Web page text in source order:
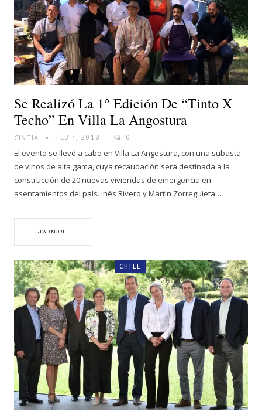
Se Realizó La 1° Edición De “Tinto X
Techo” En Villa La Angostura
CINTIA FEB 7, 2018 0
El evento se llevó a cabo en Villa La Angostura, con una subasta
de vinos de alta gama, cuya recaudación será destinada a la
construcción de 20 nuevas viviendas de emergencia en
asentamientos del país. Inés Rivero y Martín Zorreguieta…
READ MORE...
CHILE